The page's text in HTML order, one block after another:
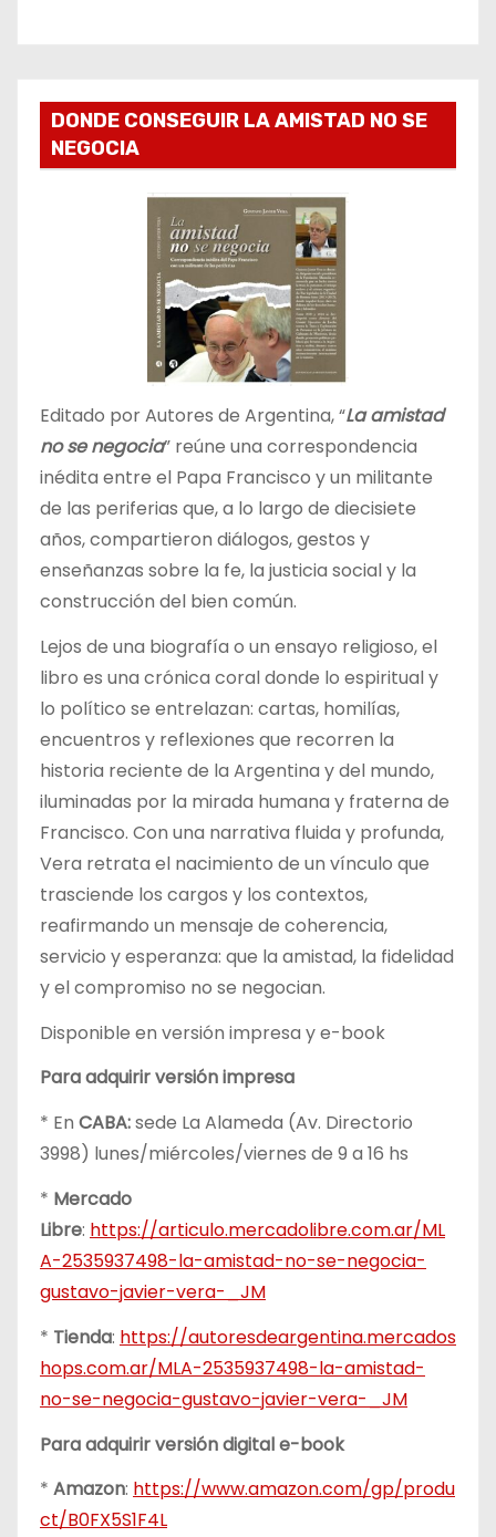
DONDE CONSEGUIR LA AMISTAD NO SE
NEGOCIA
Editado por Autores de Argentina, “La amistad
no se negocia” reúne una correspondencia
inédita entre el Papa Francisco y un militante
de las periferias que, a lo largo de diecisiete
años, compartieron diálogos, gestos y
enseñanzas sobre la fe, la justicia social y la
construcción del bien común.
Lejos de una biografía o un ensayo religioso, el
libro es una crónica coral donde lo espiritual y
lo político se entrelazan: cartas, homilías,
encuentros y reflexiones que recorren la
historia reciente de la Argentina y del mundo,
iluminadas por la mirada humana y fraterna de
Francisco. Con una narrativa fluida y profunda,
Vera retrata el nacimiento de un vínculo que
trasciende los cargos y los contextos,
reafirmando un mensaje de coherencia,
servicio y esperanza: que la amistad, la fidelidad
y el compromiso no se negocian.
Disponible en versión impresa y e-book
Para adquirir versión impresa
* En CABA:sede La Alameda (Av. Directorio
3998) lunes/miércoles/viernes de 9 a 16 hs
* Mercado
Libre: https://articulo.mercadolibre.com.ar/ML
A-2535937498-la-amistad-no-se-negocia-
gustavo-javier-vera-_JM
* Tienda: https://autoresdeargentina.mercados
hops.com.ar/MLA-2535937498-la-amistad-
no-se-negocia-gustavo-javier-vera-_JM
Para adquirir versión digital e-book
* Amazon: https://www.amazon.com/gp/produ
ct/B0FX5S1F4L